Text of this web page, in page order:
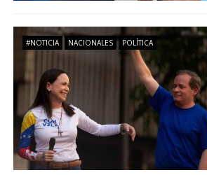
ó
n
d
e
e
#NOTICIA NACIONALES POLÍTICA